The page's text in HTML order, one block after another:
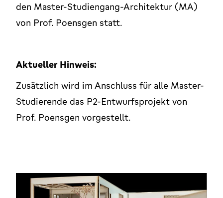
den Master-Studiengang-Architektur (MA)
von Prof. Poensgen statt.
Aktueller Hinweis:
Zusätzlich wird im Anschluss für alle Master-
Studierende das P2-Entwurfsprojekt von
Prof. Poensgen vorgestellt.